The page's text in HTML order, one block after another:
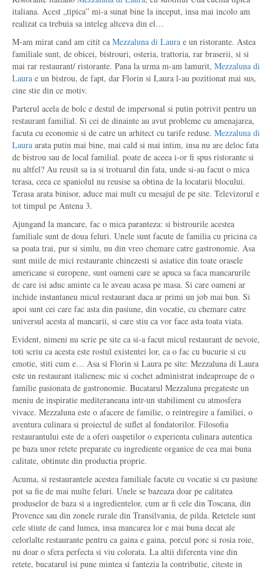
italiana. Acest „tipica” mi-a sunat bine la inceput, insa mai incolo am
realizat ca trebuia sa inteleg altceva din el…
M-am mirat cand am citit ca Mezzaluna di Laura e un ristorante. Astea
familiale sunt, de obicei, bistrouri, osteria, trattoria, rar braserii, si si
mai rar restaurant/ ristorante. Pana la urma m-am lamurit, Mezzaluna di
Laura e un bistrou, de fapt, dar Florin si Laura l-au pozitionat mai sus,
cine stie din ce motiv.
Parterul acela de bolc e destul de impersonal si putin potrivit pentru un
restaurant familial. Si cei de dinainte au avut probleme cu amenajarea,
facuta cu economie si de catre un arhitect cu tarife reduse. Mezzaluna di
Laura arata putin mai bine, mai cald si mai intim, insa nu are deloc fata
de bistrou sau de local familial. poate de aceea i-or fi spus ristorante si
nu altfel? Au reusit sa ia si trotuarul din fata, unde si-au facut o mica
terasa, ceea ce spaniolul nu reusise sa obtina de la locatarii blocului.
Terasa arata binisor, aduce mai mult cu mesajul de pe site. Televizorul e
tot timpul pe Antena 3.
Ajungand la mancare, fac o mica paranteza: si bistrourile acestea
familiale sunt de doua feluri. Unele sunt facute de familia cu pricina ca
sa poata trai, pur si simlu, nu din vreo chemare catre gastronomie. Asa
sunt miile de mici restaurante chinezesti si asiatice din toate orasele
americane si europene, sunt oameni care se apuca sa faca mancarurile
de care isi aduc aminte ca le aveau acasa pe masa. Si care oameni ar
inchide instantaneu micul restaurant daca ar primi un job mai bun. Si
apoi sunt cei care fac asta din pasiune, din vocatie, cu chemare catre
universul acesta al mancarii, si care stiu ca vor face asta toata viata.
Evident, nimeni nu scrie pe site ca si-a facut micul restaurant de nevoie,
toti scriu ca acesta este rostul existentei lor, ca o fac cu bucurie si cu
emotie, stiti cum e… Asa si Florin si Laura pe site: Mezzaluna di Laura
este un restaurant italienesc mic si cochet administrat indeaproape de o
familie pasionata de gastronomie. Bucatarul Mezzaluna pregateste un
meniu de inspiratie mediteraneana intr-un stabiliment cu atmosfera
vivace. Mezzaluna este o afacere de familie, o reintregire a familiei, o
aventura culinara si proiectul de suflet al fondatorilor. Filosofia
restaurantului este de a oferi oaspetilor o experienta culinara autentica
pe baza unor retete preparate cu ingrediente organice de cea mai buna
calitate, obtinute din productia proprie.
Acuma, si restaurantele acestea familiale facute cu vocatie si cu pasiune
pot sa fie de mai multe feluri. Unele se bazeaza doar pe calitatea
produselor de baza si a ingredientelor, cum ar fi cele din Toscana, din
Provence sau din zonele rurale din Transilvania, de pilda. Retetele sunt
cele stiute de cand lumea, insa mancarea lor e mai buna decat ale
celorlalte restaurante pentru ca gaina e gaina, porcul porc si rosia roie,
nu doar o sfera perfecta si viu colorata. La altii diferenta vine din
retete, bucatarul isi pune mintea si fantezia la contributie, citeste in